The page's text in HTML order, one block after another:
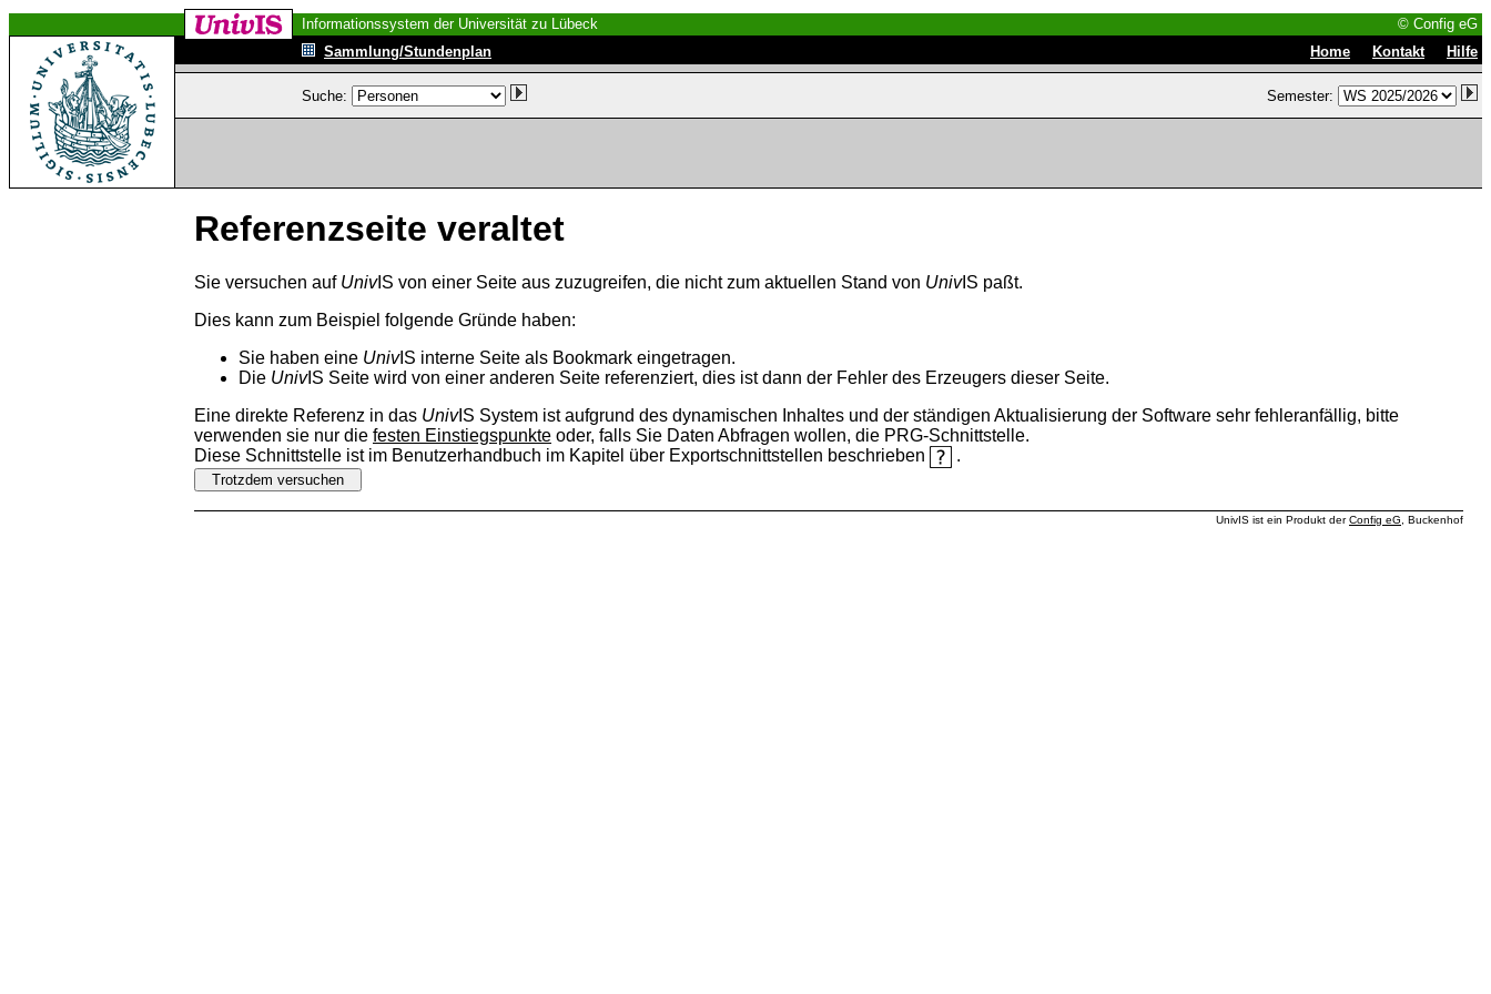
Informationssystem der Universität zu Lübeck
© Config eG
Sammlung/Stundenplan
Home Kontakt Hilfe
Suche: Semester:
Referenzseite veraltet
Sie versuchen auf UnivIS von einer Seite aus zuzugreifen, die nicht zum aktuellen Stand von UnivIS paßt.
Dies kann zum Beispiel folgende Gründe haben:
Sie haben eine UnivIS interne Seite als Bookmark eingetragen.
Die UnivIS Seite wird von einer anderen Seite referenziert, dies ist dann der Fehler des Erzeugers dieser Seite.
Eine direkte Referenz in das UnivIS System ist aufgrund des dynamischen Inhaltes und der ständigen Aktualisierung der Software sehr fehleranfällig, bitte
verwenden sie nur die festen Einstiegspunkte oder, falls Sie Daten Abfragen wollen, die PRG-Schnittstelle.
Diese Schnittstelle ist im Benutzerhandbuch im Kapitel über Exportschnittstellen beschrieben
.
UnivIS ist ein Produkt derConfig eG , Buckenhof